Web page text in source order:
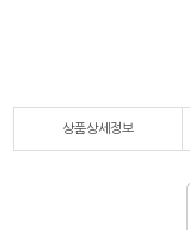
상품상세정보